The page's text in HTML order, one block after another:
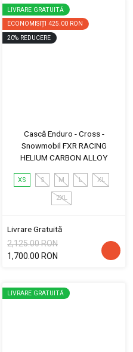
LIVRARE GRATUITĂ
ECONOMISIȚI 425.00 RON
20% REDUCERE
Cască Enduro - Cross -
Snowmobil FXR RACING
HELIUM CARBON ALLOY
XS S M L XL
2XL
Livrare Gratuită
2,125.00 RON
1,700.00 RON
LIVRARE GRATUITĂ